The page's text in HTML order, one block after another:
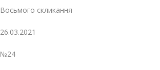
Восьмого скликання
26.03.2021
№24